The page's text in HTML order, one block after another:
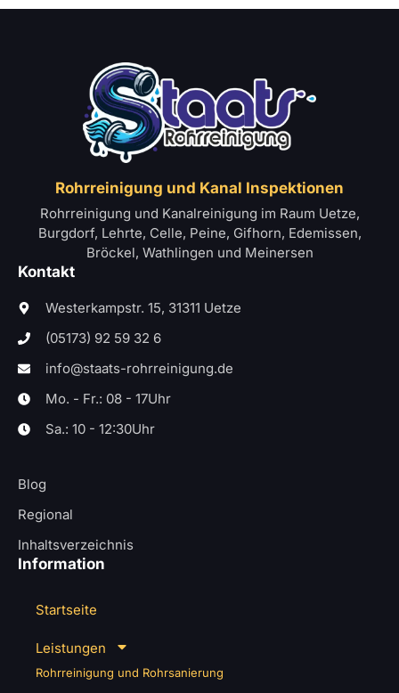
Rohrreinigung und Kanal Inspektionen
Rohrreinigung und Kanalreinigung im Raum Uetze,
Burgdorf, Lehrte, Celle, Peine, Gifhorn, Edemissen,
Bröckel, Wathlingen und Meinersen
Kontakt
Westerkampstr. 15, 31311 Uetze
(05173) 92 59 32 6
info@staats-rohrreinigung.de
Mo. - Fr.: 08 - 17Uhr
Sa.: 10 - 12:30Uhr
Blog
Regional
Inhaltsverzeichnis
Information
Startseite
Leistungen
Rohrreinigung und Rohrsanierung